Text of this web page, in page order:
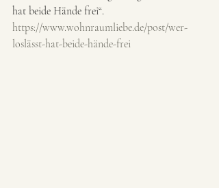
hat beide Hände frei“.
https://www.wohnraumliebe.de/post/wer-
loslässt-hat-beide-hände-frei